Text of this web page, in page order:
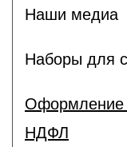
Наши медиа
Наборы для
Оформление
НДФЛ